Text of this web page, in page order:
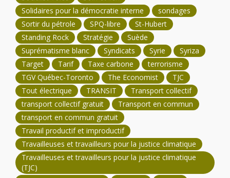
Solidaires pour la démocratie interne
sondages
Sortir du pétrole
SPQ-libre
St-Hubert
Standing Rock
Stratégie
Suède
Suprématisme blanc
Syndicats Syrie
Syriza
Target
Tarif Taxe carbone
terrorisme
TGV Québec-Toronto
The Economist
TJC
Tout électrique
TRANSIT
Transport collectif
transport collectif gratuit
Transport en commun
transport en commun gratuit
Travail productif et improductif
Travailleuses et travailleurs pour la justice climatique
Travailleuses et travailleurs pour la justice climatique
(TJC)